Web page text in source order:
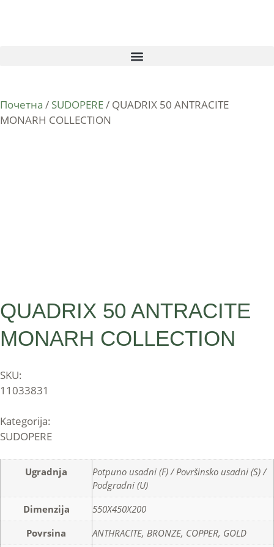
Почетна / SUDOPERE/ QUADRIX 50 ANTRACITE
MONARH COLLECTION
QUADRIX 50 ANTRACITE
MONARH COLLECTION
SKU:
11033831
Kategorija:
SUDOPERE
Ugradnja
Potpuno usadni (F) / Površinsko usadni (S) /
Podgradni (U)
Dimenzija
550X450X200
Povrsina
ANTHRACITE, BRONZE, COPPER, GOLD